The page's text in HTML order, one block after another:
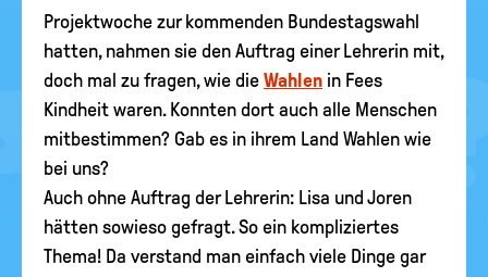
Projektwoche zur kommenden Bundestagswahl
hatten, nahmen sie den Auftrag einer Lehrerin mit,
doch mal zu fragen, wie die Wahlen in Fees
Kindheit waren. Konnten dort auch alle Menschen
mitbestimmen? Gab es in ihrem Land Wahlen wie
bei uns?
Auch ohne Auftrag der Lehrerin: Lisa und Joren
hätten sowieso gefragt. So ein kompliziertes
Thema! Da verstand man einfach viele Dinge gar